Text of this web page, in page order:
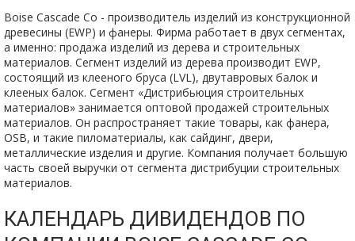
Boise Cascade Co - производитель изделий из конструкционной
древесины (EWP) и фанеры. Фирма работает в двух сегментах,
а именно: продажа изделий из дерева и строительных
материалов. Сегмент изделий из дерева производит EWP,
состоящий из клееного бруса (LVL), двутавровых балок и
клееных балок. Сегмент «Дистрибьюция строительных
материалов» занимается оптовой продажей строительных
материалов. Он распространяет такие товары, как фанера,
OSB, и такие пиломатериалы, как сайдинг, двери,
металлические изделия и другие. Компания получает большую
часть своей выручки от сегмента дистрибуции строительных
материалов.
КАЛЕНДАРЬ ДИВИДЕНДОВ ПО